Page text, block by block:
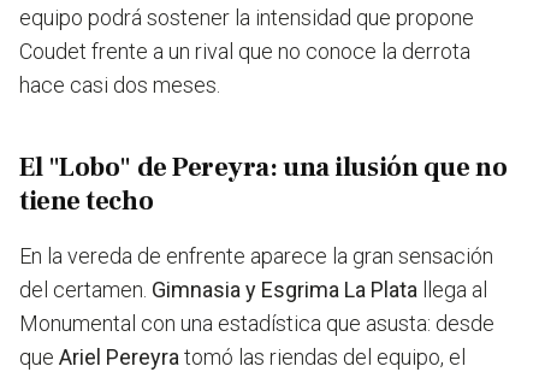
equipo podrá sostener la intensidad que propone
Coudet frente a un rival que no conoce la derrota
hace casi dos meses.
El "Lobo" de Pereyra: una ilusión que no
tiene techo
En la vereda de enfrente aparece la gran sensación
del certamen. Gimnasia y Esgrima La Plata llega al
Monumental con una estadística que asusta: desde
que Ariel Pereyra tomó las riendas del equipo, el